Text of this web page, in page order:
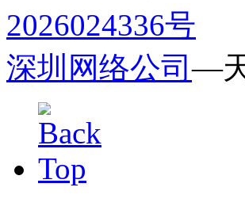
2026024336号
深圳网络公司—